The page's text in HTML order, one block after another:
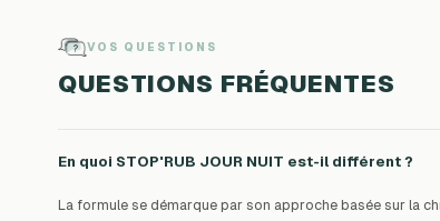
VOS QUESTIONS
QUESTIONS FRÉQUENTES
En quoi STOP'RUB JOUR NUIT est-il différent ?
La formule se démarque par son approche basée sur la